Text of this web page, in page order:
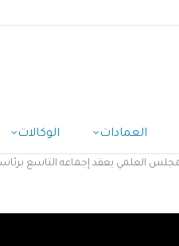
العمادات الوكالات
العلمي يعقد إجماعه التاسع